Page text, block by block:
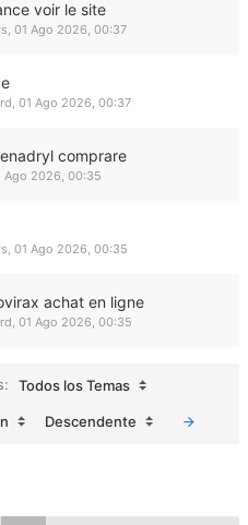
voir le site
, 01 Ago 2026, 00:37
, 01 Ago 2026, 00:37
comprare
Ago 2026, 00:35
, 01 Ago 2026, 00:35
achat en ligne
, 01 Ago 2026, 00:35
Todos los Temas
Descendente